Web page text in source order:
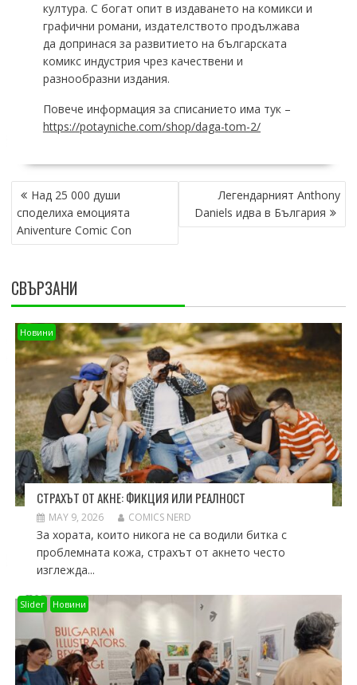
култура. С богат опит в издаването на комикси и
графични романи, издателството продължава
да допринася за развитието на българската
комикс индустрия чрез качествени и
разнообразни издания.
Повече информация за списанието има тук –
https://potayniche.com/shop/daga-tom-2/
POST
NAVIGATION
Над 25 000 души
споделиха емоцията
Aniventure Comic Con
Легендарният Anthony
Daniels идва в България
СВЪРЗАНИ
Новини
СТРАХЪТ ОТ АКНЕ: ФИКЦИЯ ИЛИ РЕАЛНОСТ
MAY 9, 2026 COMICS NERD
За хората, които никога не са водили битка с
проблемната кожа, страхът от акнето често
изглежда...
Slider Новини